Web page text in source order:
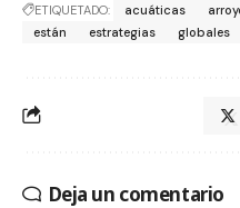
ETIQUETADO: acuáticas
están
estrategias globales
Deja un comentario